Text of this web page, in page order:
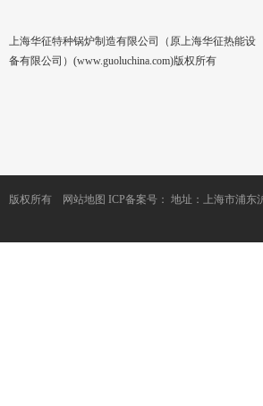
上海华征特种锅炉制造有限公司（原上海华征热能设
备有限公司）(www.guoluchina.com)版权所有
版权所有 网站地图 ICP备案号： 地址：上海市浦东